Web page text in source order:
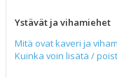
Ystävät ja vihamiehet
Mitä ovat kaveri ja
Kuinka voin lisätä /